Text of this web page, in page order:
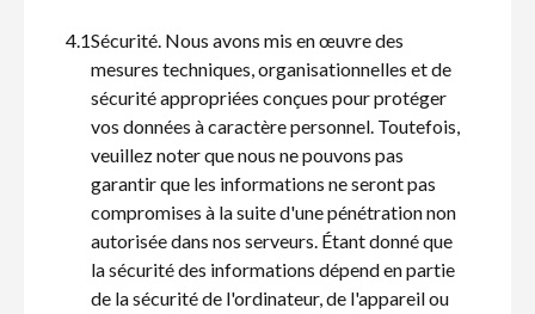
4.1Sécurité. Nous avons mis en œuvre des
mesures techniques, organisationnelles et de
sécurité appropriées conçues pour protéger
vos données à caractère personnel. Toutefois,
veuillez noter que nous ne pouvons pas
garantir que les informations ne seront pas
compromises à la suite d'une pénétration non
autorisée dans nos serveurs. Étant donné que
la sécurité des informations dépend en partie
de la sécurité de l'ordinateur, de l'appareil ou